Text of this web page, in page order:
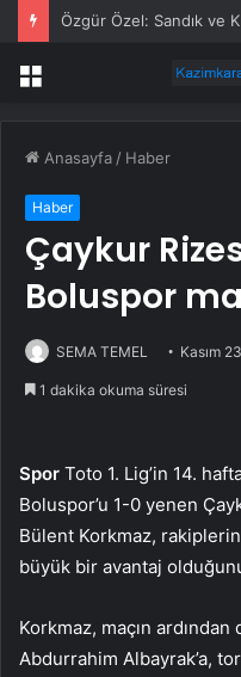
Özgür Özel: Sandık ve
Menü
Anasayfa / Haber
Haber
Çaykur
Boluspor
SEMA TEMEL Kasım
1 dakika okuma süresi
Spor Toto 1. Lig’in 14.
Boluspor’u 1-0 yenen
Bülent Korkmaz,
büyük bir avantaj
Korkmaz, maçın ardından
Abdurrahim Albayrak’a,